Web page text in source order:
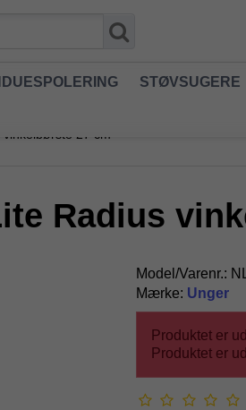
STØVSUGERE
27 cm
Radius
Model/Varenr.:
Mærke: Unger
Produktet er
Produktet er